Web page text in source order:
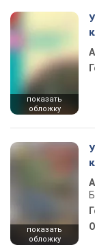
показать
обложку
показать
обложку